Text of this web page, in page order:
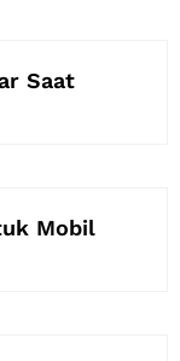
Saat
Mobil